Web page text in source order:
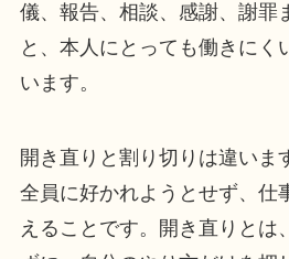
儀、報告、相談、感謝、謝罪
と、本人にとっても働きにく
います。
開き直りと割り切りは違いま
全員に好かれようとせず、仕
えることです。開き直りとは